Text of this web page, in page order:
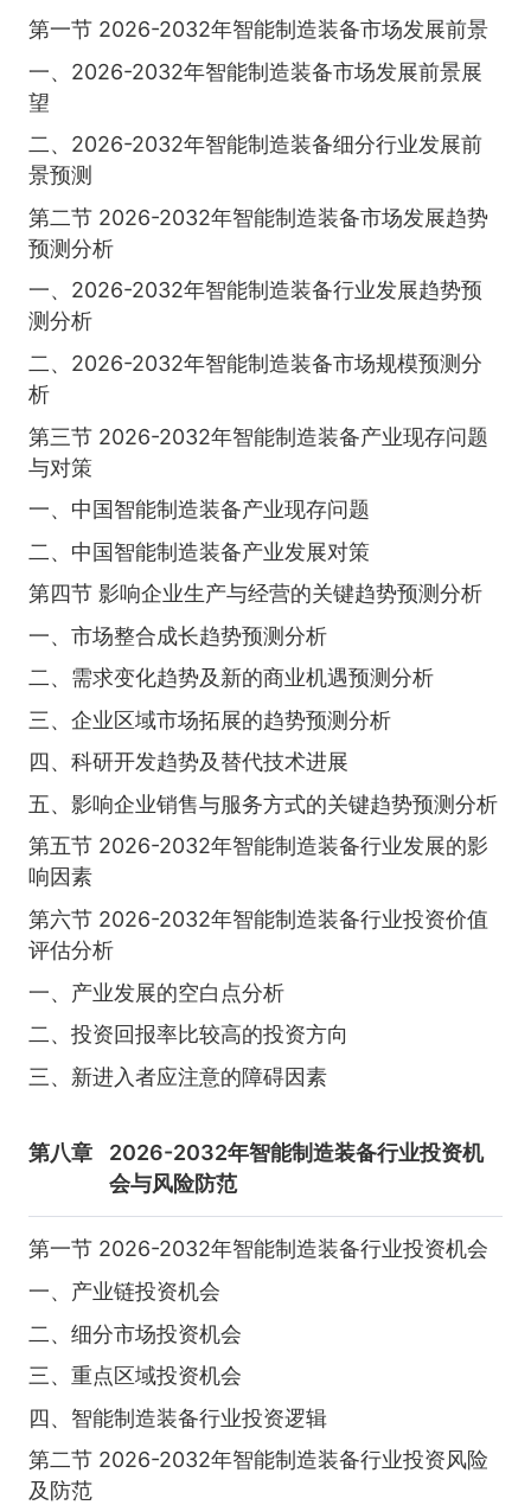
第一节 2026-2032年智能制造装备市场发展前景
一、2026-2032年智能制造装备市场发展前景展
望
二、2026-2032年智能制造装备细分行业发展前
景预测
第二节 2026-2032年智能制造装备市场发展趋势
预测分析
一、2026-2032年智能制造装备行业发展趋势预
测分析
二、2026-2032年智能制造装备市场规模预测分
析
第三节 2026-2032年智能制造装备产业现存问题
与对策
一、中国智能制造装备产业现存问题
二、中国智能制造装备产业发展对策
第四节 影响企业生产与经营的关键趋势预测分析
一、市场整合成长趋势预测分析
二、需求变化趋势及新的商业机遇预测分析
三、企业区域市场拓展的趋势预测分析
四、科研开发趋势及替代技术进展
五、影响企业销售与服务方式的关键趋势预测分析
第五节 2026-2032年智能制造装备行业发展的影
响因素
第六节 2026-2032年智能制造装备行业投资价值
评估分析
一、产业发展的空白点分析
二、投资回报率比较高的投资方向
三、新进入者应注意的障碍因素
第八章
2026-2032年智能制造装备行业投资机
会与风险防范
第一节 2026-2032年智能制造装备行业投资机会
一、产业链投资机会
二、细分市场投资机会
三、重点区域投资机会
四、智能制造装备行业投资逻辑
第二节 2026-2032年智能制造装备行业投资风险
及防范